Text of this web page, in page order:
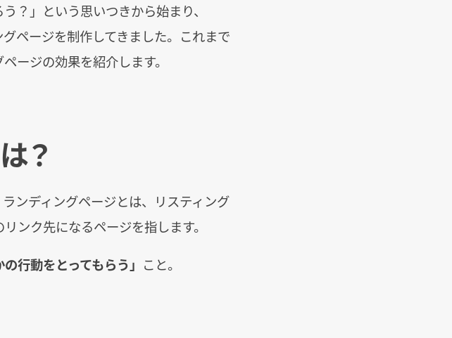
？」という思いつきから始まり、
ページを制作してきました。これまで
ージの効果を紹介します。
？
ンディングページとは、リスティング
ンク先になるページを指します。
行動をとってもらう」 こと。